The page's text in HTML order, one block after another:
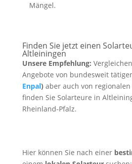
Mängel.
Finden Sie jetzt einen
Altleiningen
Unsere Empfehlung:
Angebote von bundesweit
Enpal) aber auch von
finden Sie Solarteure in
Rheinland-Pfalz.
Hier können Sie nach einer